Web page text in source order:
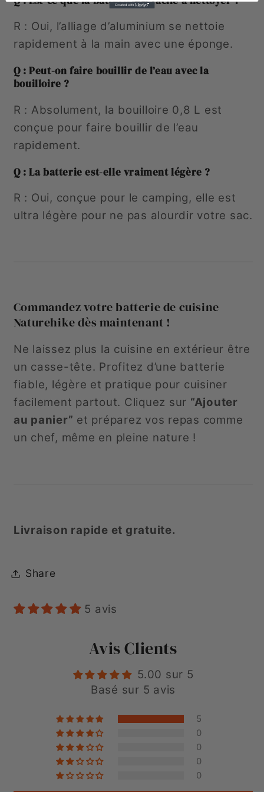
R : Oui, l’alliage d’aluminium se nettoie
rapidement à la main avec une éponge.
Q : Peut-on faire bouillir de l’eau avec la
bouilloire ?
R : Absolument, la bouilloire 0,8 L est
conçue pour faire bouillir de l’eau
rapidement.
Q : La batterie est-elle vraiment légère ?
R : Oui, conçue pour le camping, elle est
ultra légère pour ne pas alourdir votre sac.
Commandez votre batterie de cuisine
Naturehike dès maintenant !
Ne laissez plus la cuisine en extérieur être
un casse-tête. Profitez d’une batterie
fiable, légère et pratique pour cuisiner
facilement partout. Cliquez sur “Ajouter
au panier” et préparez vos repas comme
un chef, même en pleine nature !
Livraison rapide et gratuite.
Share
5 avis
Avis Clients
5.00 sur 5
Basé sur 5 avis
5
0
0
0
0